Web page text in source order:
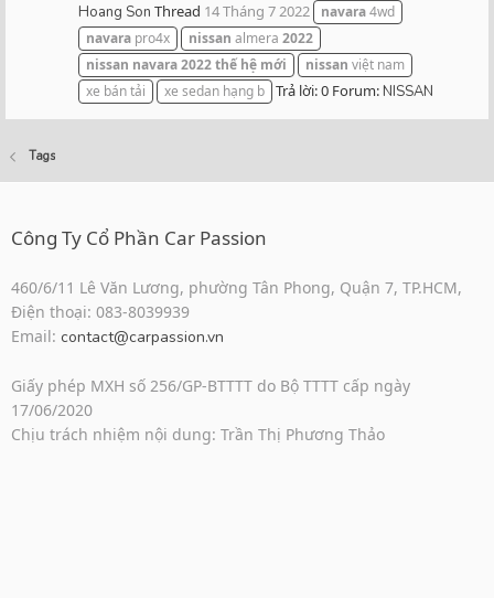
Hoang Son Thread 14 Tháng 7 2022 navara4wd
navara pro4x nissan almera 2022
nissan navara2022thế hệ mới nissan việt nam
xe bán tải
xe sedan hạng b Trả lời: 0 Forum:NISSAN
Tags
Công Ty Cổ Phần Car Passion
460/6/11 Lê Văn Lương, phường Tân Phong, Quận 7, TP.HCM,
Điện thoại: 083-8039939
Email: contact@carpassion.vn
Giấy phép MXH số 256/GP-BTTTT do Bộ TTTT cấp ngày
17/06/2020
Chịu trách nhiệm nội dung: Trần Thị Phương Thảo